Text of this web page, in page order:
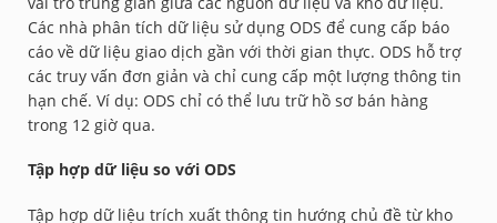
Các nhà phân tích dữ liệu sử dụng ODS để cung cấp báo
cáo về dữ liệu giao dịch gần với thời gian thực. ODS hỗ trợ
các truy vấn đơn giản và chỉ cung cấp một lượng thông tin
hạn chế. Ví dụ: ODS chỉ có thể lưu trữ hồ sơ bán hàng
trong 12 giờ qua.
Tập hợp dữ liệu so với ODS
Tập hợp dữ liệu trích xuất thông tin hướng chủ đề từ kho